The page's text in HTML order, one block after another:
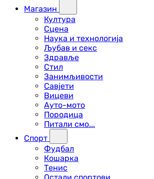
Магазин
Култура
Сцена
Наука и технологија
Љубав и секс
Здравље
Стил
Занимљивости
Савјети
Вицеви
Ауто-мото
Породица
Питали смо...
Спорт
Фудбал
Кошарка
Тенис